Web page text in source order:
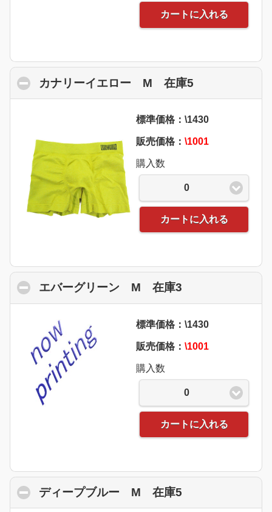
カートに入れる
カナリーイエロー M 在庫5
標準価格：\1430
販売価格： \1001
購入数
0
カートに入れる
エバーグリーン M 在庫3
標準価格：\1430
販売価格： \1001
購入数
0
カートに入れる
ディープブルー M 在庫5